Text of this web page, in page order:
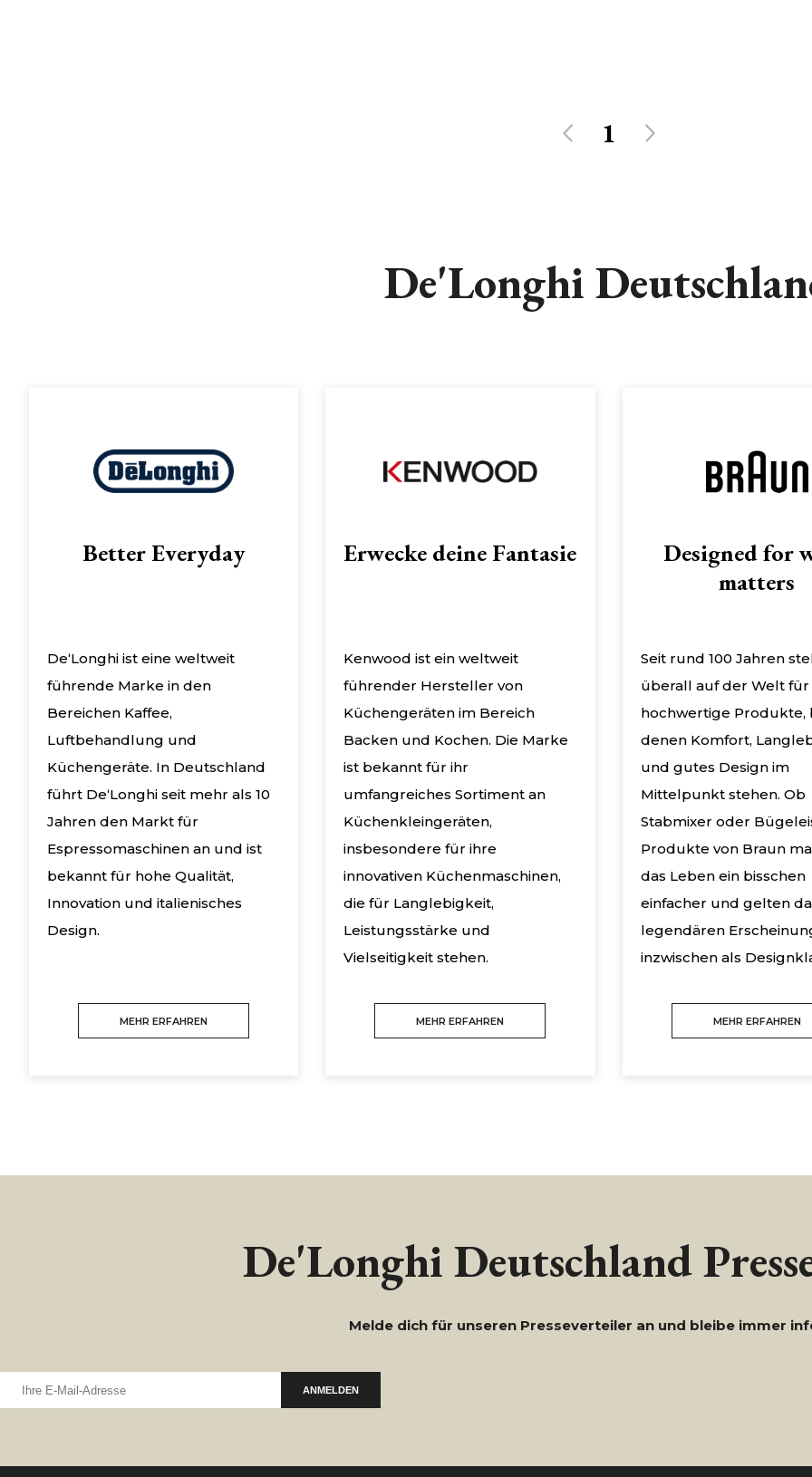
1
De'Longhi
Better Everyday
De‘Longhi ist eine weltweit
führende Marke in den
Bereichen Kaffee,
Luftbehandlung und
Küchengeräte. In Deutschland
führt De‘Longhi seit mehr als 10
Jahren den Markt für
Espressomaschinen an und ist
bekannt für hohe Qualität,
Innovation und italienisches
Design.
MEHR ERFAHREN
Erwecke deine Fantasie
Kenwood ist ein weltweit
führender Hersteller von
Küchengeräten im Bereich
Backen und Kochen. Die Marke
ist bekannt für ihr
umfangreiches Sortiment an
Küchenkleingeräten,
insbesondere für ihre
innovativen Küchenmaschinen,
die für Langlebigkeit,
Leistungsstärke und
Vielseitigkeit stehen.
MEHR ERFAHREN
Designed for
matters
Seit rund 100 Jahren
überall auf der Welt für
hochwertige Produkte,
denen Komfort,
und gutes Design im
Mittelpunkt stehen. Ob
Stabmixer oder
Produkte von Braun
das Leben ein bisschen
einfacher und gelten
legendären
inzwischen als
MEHR ERFAHREN
De'Longhi Deutschland
Melde dich für unseren Presseverteiler an und bleibe immer
ANMELDEN